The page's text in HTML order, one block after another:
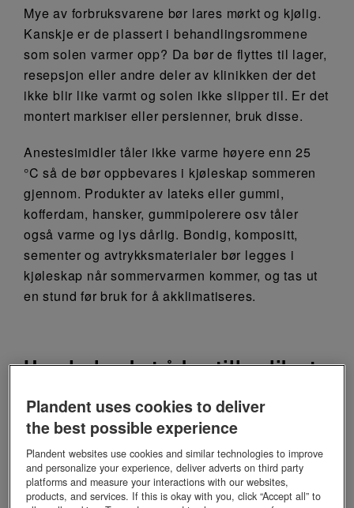
Mye av forbruksvarene bør lares mørkt og kjølig.
Kanskje er de plassert i behandlingsrommene
som solen varmer opp? Da bør de flyttes til lager,
resepsjon eller andre deler av klinikken der det
ikke blir like varmt og solen ikke slipper til. Er det
montert markiser eller persienner, bruk disse.
Anestesimidler tåler ikke varme høyere enn 25
°C så de bør oppbevares i kjøleskap sommeren
gjennom. Produkter av lateks eller gummi,
kofferdam, hansker, gummipolerere osv tåler
også varme og lys dårlig. Bondig, kompositt,
sementer og avtrykksmaterialer bør legges i
kjøleskap når sommervarmen kommer, og tas ut
en stund før bruk for å akklimatiseres.
Har du husket å bestille slik at
tilbake?
Bruk litt tid på å se over lageret og legg gjerne
inn en bestilling i netthandelen før du tar ferie.
Du kan endre leveringstidspunktet slik at varene
Plandent uses cookies to deliver
the best possible experience
Plandent websites use cookies and similar technologies to improve
and personalize your experience, deliver adverts on third party
platforms and measure your interactions with our websites,
products, and services. If this is okay with you, click “Accept all” to